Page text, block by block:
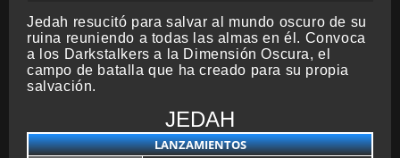
BMG-OST
Jedah resucitó para salvar al mundo oscuro de su
ruina reuniendo a todas las almas en él. Convoca
a los Darkstalkers a la Dimensión Oscura, el
campo de batalla que ha creado para su propia
salvación.
JEDAH
LANZAMIENTOS